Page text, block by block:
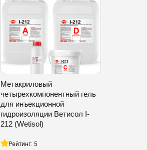
Метакриловый
четырехкомпонентный гель
для инъекционной
гидроизоляции Ветисол I-
212 (Wetisol)
Рейтинг: 5